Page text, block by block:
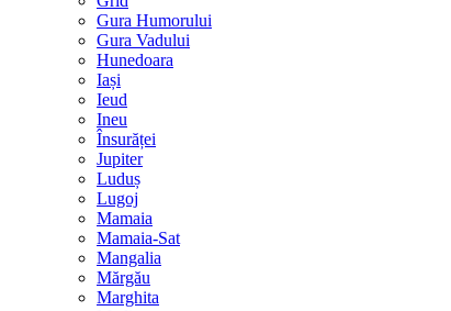
Gura Humorului
Gura Vadului
Hunedoara
Iași
Ieud
Ineu
Însurăței
Jupiter
Luduș
Lugoj
Mamaia
Mamaia-Sat
Mangalia
Mărgău
Marghita